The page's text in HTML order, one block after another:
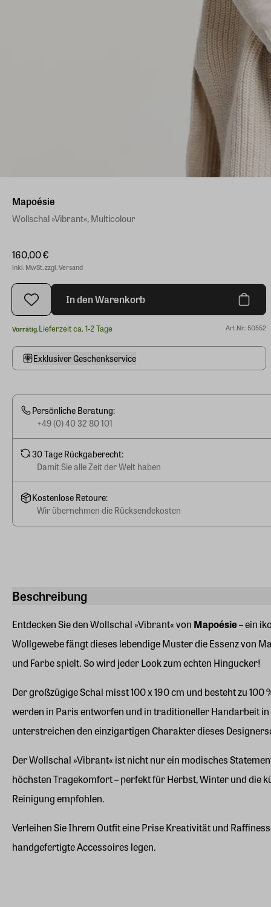
Beschreibung
Entdecken Sie den Wollschal »Vibrant« von Mapoésie– ein
Wollgewebe fängt dieses lebendige Muster die Essenz von
und Farbe spielt. So wird jeder Look zum echten Hingucker!
Der großzügige Schal misst 100 x 190 cm und besteht zu
werden in Paris entworfen und in traditioneller Handarbeit
unterstreichen den einzigartigen Charakter dieses
Der Wollschal »Vibrant« ist nicht nur ein modisches
höchsten Tragekomfort – perfekt für Herbst, Winter und die
Reinigung empfohlen.
Verleihen Sie Ihrem Outfit eine Prise Kreativität und
handgefertigte Accessoires legen.
Mapoésie
Wollschal »Vibrant«, Multicolour
160,00 €
inkl. MwSt. zzgl. Versand
In den Warenkorb
Vorrätig.Lieferzeit ca. 1-2 Tage Art.Nr.: 50552
Exklusiver Geschenkservice
Persönliche Beratung:
+49 (0) 40 32 80 101
30 Tage Rückgaberecht:
Damit Sie alle Zeit der Welt haben
Kostenlose Retoure:
Wir übernehmen die Rücksendekosten